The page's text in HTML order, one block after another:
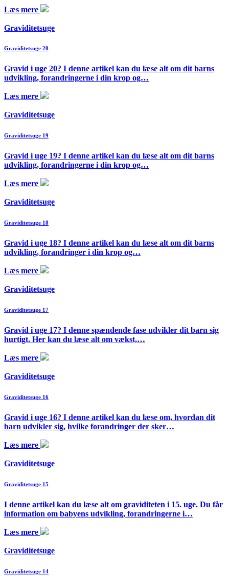
Læs mere
Graviditetsuge
Graviditetsuge 20
Gravid i uge 20? I denne artikel kan du læse alt om dit barns
udvikling, forandringerne i din krop og…
Læs mere
Graviditetsuge
Graviditetsuge 19
Gravid i uge 19? I denne artikel kan du læse alt om dit barns
udvikling, forandringerne i din krop og…
Læs mere
Graviditetsuge
Graviditetsuge 18
Gravid i uge 18? I denne artikel kan du læse alt om dit barns
udvikling, forandringer i din krop og…
Læs mere
Graviditetsuge
Graviditetsuge 17
Gravid i uge 17? I denne spændende fase udvikler dit barn sig
hurtigt. Her kan du læse alt om vækst,…
Læs mere
Graviditetsuge
Graviditetsuge 16
Gravid i uge 16? I denne artikel kan du læse om, hvordan dit
barn udvikler sig, hvilke forandringer der sker…
Læs mere
Graviditetsuge
Graviditetsuge 15
I denne artikel kan du læse alt om graviditeten i 15. uge. Du får
information om babyens udvikling, forandringerne i…
Læs mere
Graviditetsuge
Graviditetsuge 14